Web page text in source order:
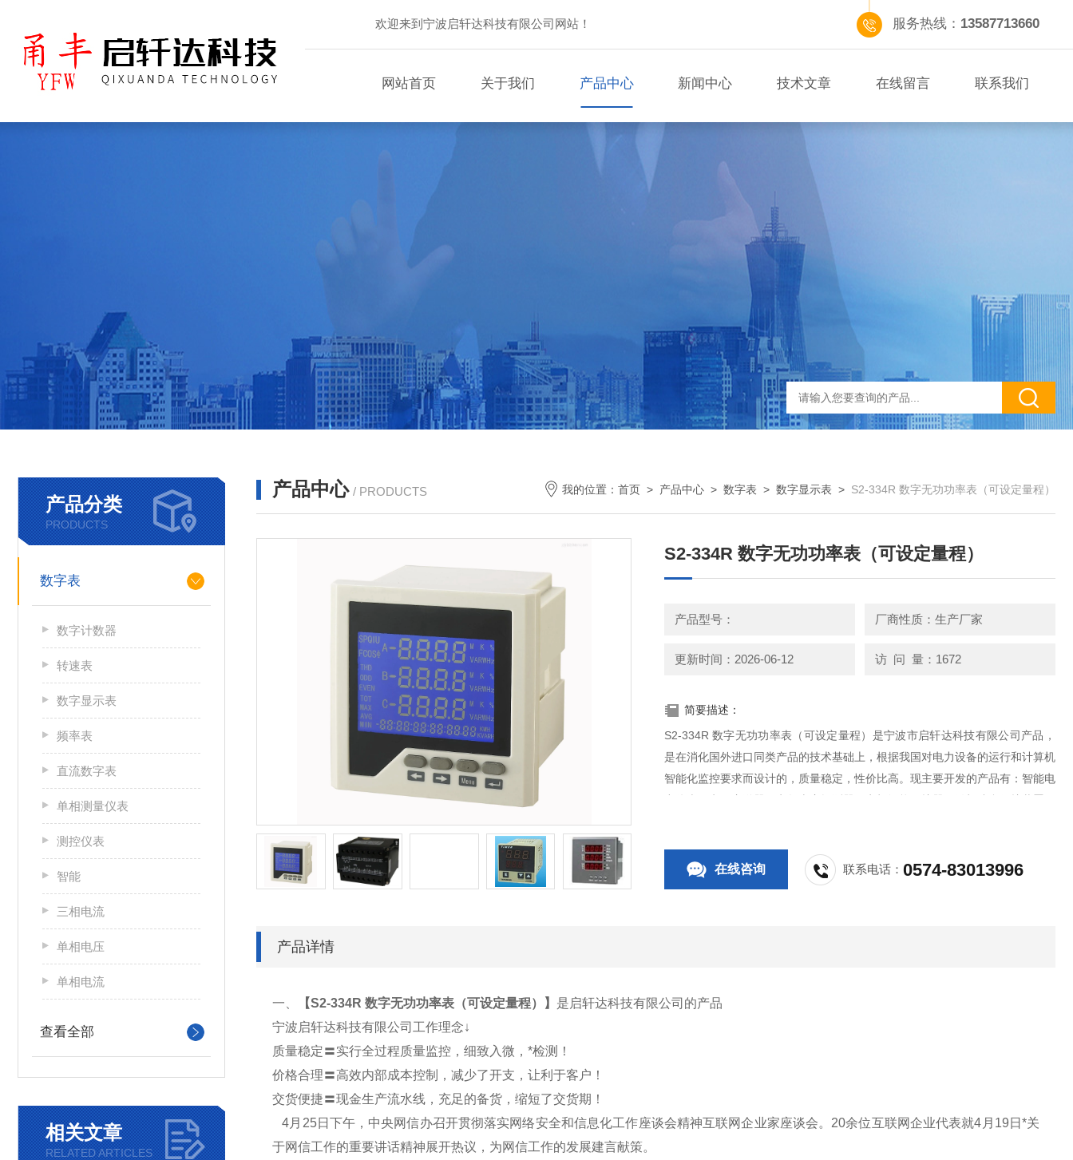
欢迎来到宁波启轩达科技有限公司网站！ 服务热线： 13587713660
网站首页 关于我们 产品中心 新闻中心 技术文章 在线留言 联系我们
产品分类
PRODUCTS
数字表
数字计数器
转速表
数字显示表
频率表
直流数字表
单相测量仪表
测控仪表
智能
三相电流
单相电压
单相电流
查看全部
相关文章
RELATED ARTICLES
产品中心 / PRODUCTS 我的位置： 首页 > 产品中心 > 数字表 > 数字显示表 > S2-334R 数字无功功率表（可设定量程）
S2-334R 数字无功功率表（可设定量程）
产品型号： 厂商性质：生产厂家
更新时间：2026-06-12 访 问 量：1672
简要描述：
S2-334R 数字无功功率表（可设定量程）是宁波市启轩达科技有限公司产品，
是在消化国外进口同类产品的技术基础上，根据我国对电力设备的运行和计算机
智能化监控要求而设计的，质量稳定，性价比高。现主要开发的产品有：智能电
力仪表、电量变送器、电气火灾探测器、电机智能保护器、微机综合保护装置、
在线咨询 联系电话：0574-83013996
产品详情
一、 【S2-334R 数字无功功率表（可设定量程）】 是启轩达科技有限公司的产品
宁波启轩达科技有限公司工作理念↓
质量稳定〓实行全过程质量监控，细致入微，*检测！
价格合理〓高效内部成本控制，减少了开支，让利于客户！
交货便捷〓现金生产流水线，充足的备货，缩短了交货期！
4月25日下午，中央网信办召开贯彻落实网络安全和信息化工作座谈会精神互联网企业家座谈会。20余位互联网企业代表就4月19日*关
于网信工作的重要讲话精神展开热议，为网信工作的发展建言献策。